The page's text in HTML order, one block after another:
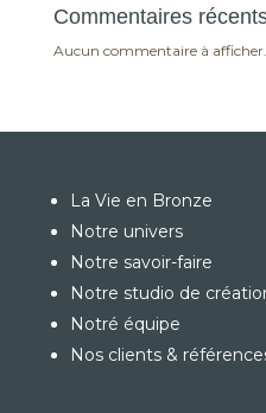
Commentaires
Aucun commentaire à afficher.
La Vie en Bronze
Notre univers
Notre savoir-faire
Notre studio de
Notré équipe
Nos clients &